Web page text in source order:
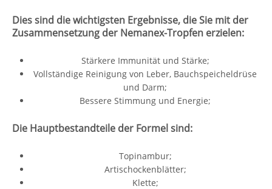
Dies sind die wichtigsten Ergebnisse, die Sie mit der
Zusammensetzung der Nemanex-Tropfen erzielen:
Stärkere Immunität und Stärke;
Vollständige Reinigung von Leber, Bauchspeicheldrüse
und Darm;
Bessere Stimmung und Energie;
Die Hauptbestandteile der Formel sind:
Topinambur;
Artischockenblätter;
Klette;